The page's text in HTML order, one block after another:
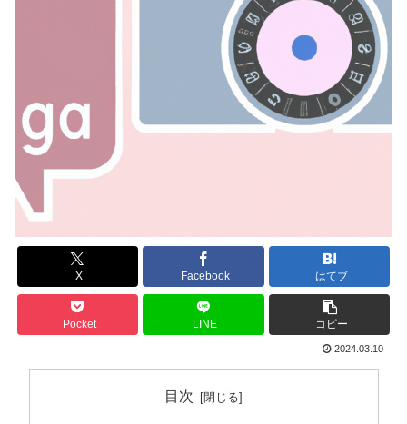
X Facebook はてブ
Pocket LINE コピー
2024.03.10
目次